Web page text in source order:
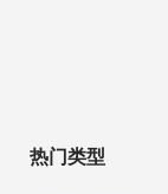
热门类型